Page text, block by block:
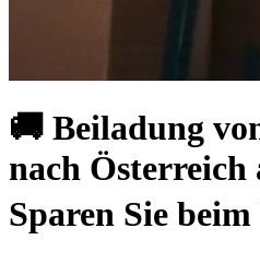
🚚 Beiladung
nach Österreich
Sparen Sie